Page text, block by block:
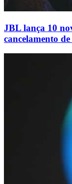
JBL lança 10
cancelamento